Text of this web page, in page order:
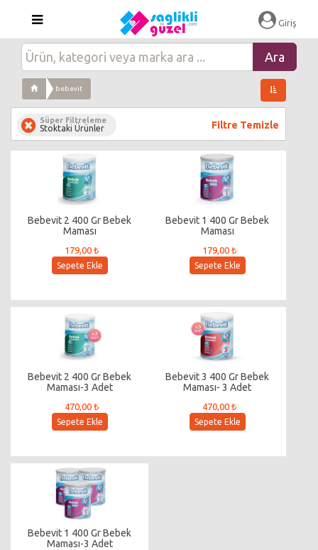
Giriş
bebevit
Süper Filtreleme
Stoktaki Ürünler Filtre Temizle
Bebevit 2 400 Gr Bebek
Maması
179,00 ₺
Sepete Ekle
Bebevit 1 400 Gr Bebek
Maması
179,00 ₺
Sepete Ekle
Bebevit 2 400 Gr Bebek
Maması-3 Adet
470,00 ₺
Sepete Ekle
Bebevit 3 400 Gr Bebek
Maması- 3 Adet
470,00 ₺
Sepete Ekle
Bebevit 1 400 Gr Bebek
Maması-3 Adet